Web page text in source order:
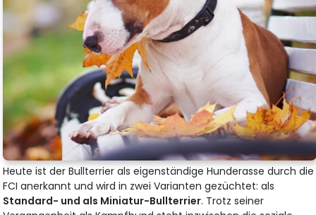
Heute ist der Bullterrier als eigenständige Hunderasse durch die
FCI anerkannt und wird in zwei Varianten gezüchtet: als
Standard- und als Miniatur-Bullterrier. Trotz seiner